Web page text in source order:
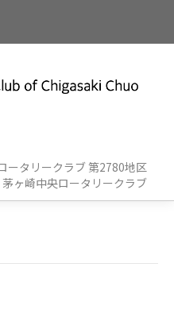
ータリークラブ 第2780地区
茅ヶ崎中央ロータリークラブ